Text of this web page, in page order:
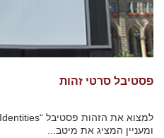
פסטיבל סרטי זהות
ומעניין המציג את מיטב...